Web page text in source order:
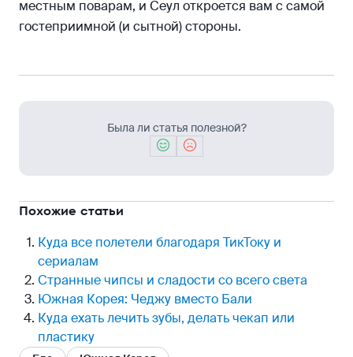
местным поварам, и Сеул откроется вам с самой
гостеприимной (и сытной) стороны.
Была ли статья полезной?
Похожие статьи
Куда все полетели благодаря ТикТоку и
сериалам
Странные чипсы и сладости со всего света
Южная Корея: Чеджу вместо Бали
Куда ехать лечить зубы, делать чекап или
пластику